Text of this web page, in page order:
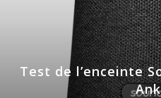
Test de l’enceinte